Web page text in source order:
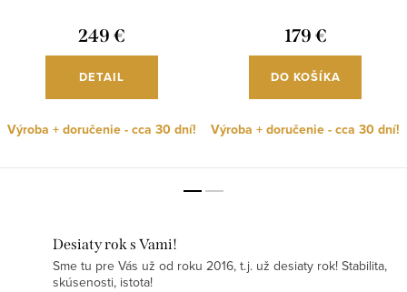
249 €
DETAIL
Výroba + doručenie - cca 30 dní!
179 €
DO KOŠÍKA
Výroba + doručenie - cca 30 dní!
Desiaty rok s Vami!
Sme tu pre Vás už od roku 2016, t.j. už desiaty rok! Stabilita,
skúsenosti, istota!